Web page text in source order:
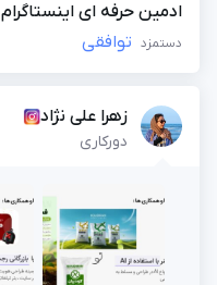
ادمین حرفه ای اینستاگرام
دستمزد توافقی
زهرا علی نژاد
دورکاری